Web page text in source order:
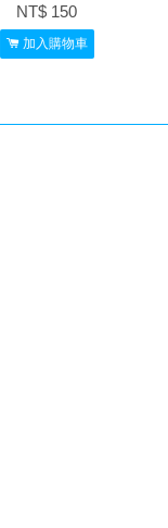
NT$ 150
加入購物車